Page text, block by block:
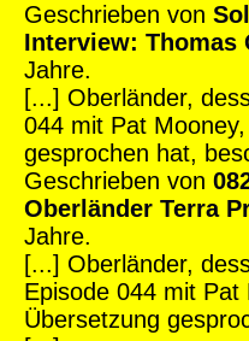
Geschrieben von
Interview: Thomas
Jahre.
[...] Oberländer,
044 mit Pat
gesprochen hat,
Geschrieben von
Oberländer Terra
Jahre.
[...] Oberländer,
Episode 044 mit
Übersetzung